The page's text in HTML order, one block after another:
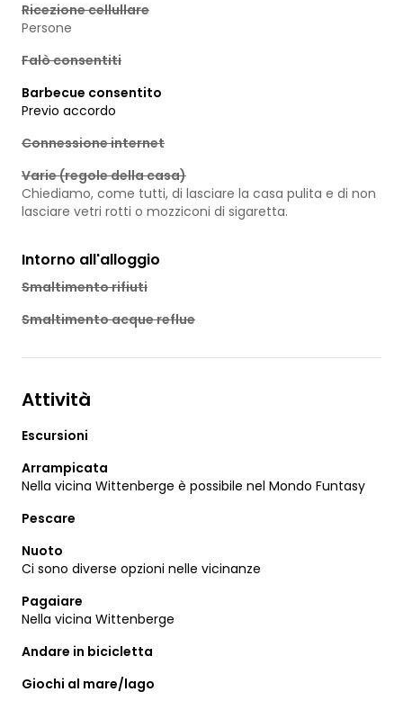
Ricezione cellullare
Persone
Falò consentiti
Barbecue consentito
Previo accordo
Connessione internet
Varie (regole della casa)
Chiediamo, come tutti, di lasciare la casa pulita e di non
lasciare vetri rotti o mozziconi di sigaretta.
Intorno all'alloggio
Smaltimento rifiuti
Smaltimento acque reflue
Attività
Escursioni
Arrampicata
Nella vicina Wittenberge è possibile nel Mondo Funtasy
Pescare
Nuoto
Ci sono diverse opzioni nelle vicinanze
Pagaiare
Nella vicina Wittenberge
Andare in bicicletta
Giochi al mare/lago